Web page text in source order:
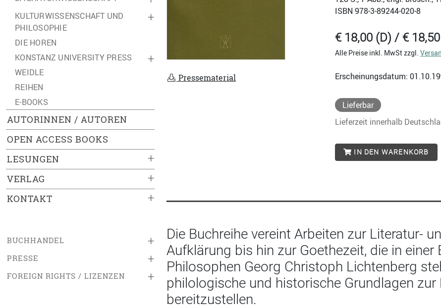
+
KULTURWISSENSCHAFT UND
PHILOSOPHIE
DIE HOREN
+
KONSTANZ UNIVERSITY PRESS
WEIDLE
REIHEN
E-BOOKS
AUTORINNEN / AUTOREN
OPEN ACCESS BOOKS
+
LESUNGEN
+
VERLAG
+
KONTAKT
+
BUCHHANDEL
+
PRESSE
+
FOREIGN RIGHTS / LIZENZEN
Pressematerial
ISBN 978-3-89244-020-8
€ 18,00 (D) / €
Alle Preise inkl. MwSt zzgl.
Erscheinungsdatum:
Lieferbar
Lieferzeit innerhalb
IN DEN WARENKORB
Die Buchreihe vereint Arbeiten zur Literatur-
Aufklärung bis hin zur Goethezeit, die in
Philosophen Georg Christoph Lichtenberg
philologische und historische Grundlagen
bereitzustellen.